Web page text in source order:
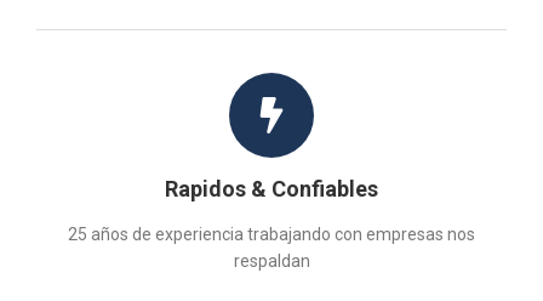
Rapidos & Confiables
25 años de experiencia trabajando con empresas nos
respaldan